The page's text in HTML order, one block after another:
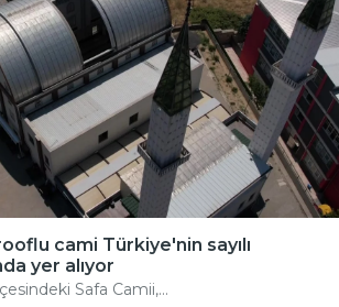
cami Türkiye'nin sayılı
yer alıyor
Safa Camii,...